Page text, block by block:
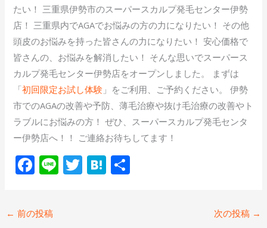
たい！ 三重県伊勢市のスーパースカルプ発毛センター伊勢
店！ 三重県内でAGAでお悩みの方の力になりたい！ その他
頭皮のお悩みを持った皆さんの力になりたい！ 安心価格で
皆さんの、お悩みを解消したい！ そんな思いでスーパース
カルプ発毛センター伊勢店をオープンしました。 まずは
「初回限定お試し体験 」をご利用、ご予約ください。 伊勢
市でのAGAの改善や予防、薄毛治療や抜け毛治療の改善やト
ラブルにお悩みの方！ ぜひ、スーパースカルプ発毛センタ
ー伊勢店へ！！ ご連絡お待ちしてます！
F
e
b
Li T H
← 前の投稿 次の投稿 →